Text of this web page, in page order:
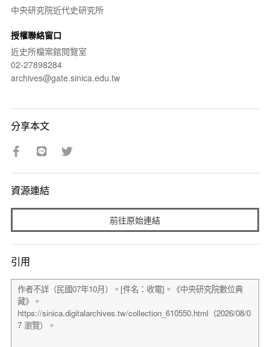
中央研究院近代史研究所
授權聯絡窗口
近史所檔案館閱覽室
02-27898284
archives@gate.sinica.edu.tw
分享本文
資源連結
前往原始連結
引用